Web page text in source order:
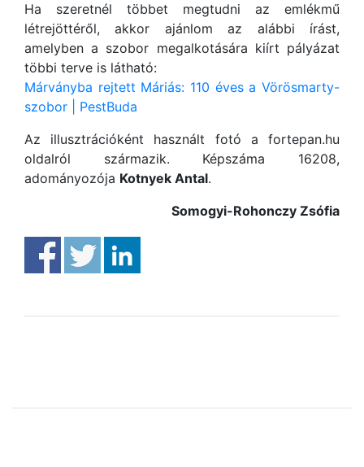
Ha szeretnél többet megtudni az emlékmű
létrejöttéről, akkor ajánlom az alábbi írást,
amelyben a szobor megalkotására kiírt pályázat
többi terve is látható:
Márványba rejtett Máriás: 110 éves a Vörösmarty-
szobor | PestBuda
Az illusztrációként használt fotó a fortepan.hu
oldalról származik. Képszáma 16208,
adományozója Kotnyek Antal.
Somogyi-Rohonczy Zsófia